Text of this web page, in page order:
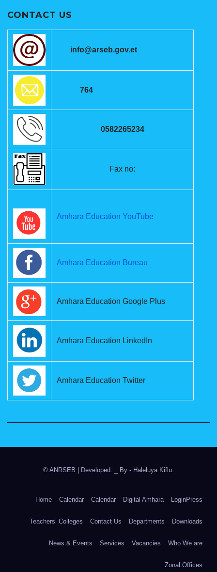
CONTACT US
info@arseb.gov.et
764
0582265234
Fax no:
Amhara Education YouTube
Amhara Education Bureau
Amhara Education Google Plus
Amhara Education LinkedIn
Amhara Education Twitter
© ANRSEB | Developed: _ By - Haleluya Kiflu
Home Calendar Calendar Digital Amhara LoginPress
Teachers’ Colleges Contact Us Departments Downloads
News & Events Services Vacancies Who We are
Zonal Offices